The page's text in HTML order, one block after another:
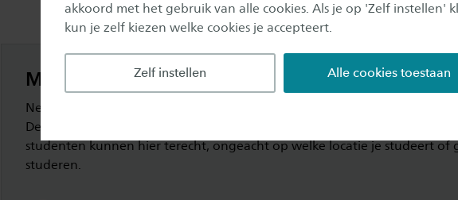
akkoord met het gebruik van alle cookies. Als je op 'Zelf instellen'
kun je zelf kiezen welke cookies je accepteert.
Zelf instellen Alle cookies toestaan
Meer informatie
Neem voor meer informatie contact op met Servicepoint. Servicepoint
Deventer en Enschede en is op elke werkdag geopend. Alle (toekomstige)
studenten kunnen hier terecht, ongeacht op welke locatie je studeert of
studeren.